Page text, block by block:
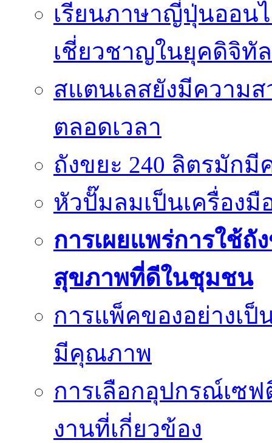
เรียนภาษาญี่ปุ่นออน
เชี่ยวชาญในยุคดิจิทัล
สแตนเลสยังมีความ
ตลอดเวลา
ถังขยะ 240 ลิตรมัก
หัวปั๊มลมเป็นเครื่องมื
การเผยแพร่การใช้ถั
สุขภาพที่ดีในชุมชน
การแพ็คของอย่างเ
มีคุณภาพ
การเลือกอุปกรณ์เซ
งานที่เกี่ยวข้อง